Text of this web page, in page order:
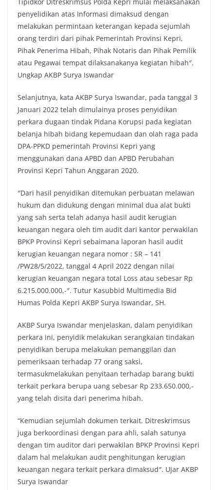
penyelidikan atas Informasi dimaksud dengan
melakukan permintaan keterangan kepada sejumlah
orang terdiri dari pihak Pemerintah Provinsi Kepri,
Pihak Penerima Hibah, Pihak Notaris dan Pihak Pemilik
atau Pegawai tempat dilaksanakanya kegiatan hibah″.
Ungkap AKBP Surya Iswandar
Selanjutnya, kata AKBP Surya Iswandar, pada tanggal 3
Januari 2022 telah dimulainya proses penyidikan
perkara dugaan tindak Pidana Korupsi pada kegiatan
belanja hibah bidang kepemudaan dan olah raga pada
DPA-PPKD pemerintah Provinsi Kepri yang
menggunakan dana APBD dan APBD Perubahan
Provinsi Kepri Tahun Anggaran 2020.
″Dari hasil penyidikan ditemukan perbuatan melawan
hukum dan didukung dengan minimal dua alat bukti
yang sah serta telah adanya hasil audit kerugian
keuangan negara oleh tim audit dari kantor perwakilan
BPKP Provinsi Kepri sebaimana laporan hasil audit
kerugian keuangan negara nomor : SR – 141
/PW28/5/2022, tanggal 4 April 2022 dengan nilai
kerugian keuangan negara total Loss atau sebesar Rp
6.215.000.000,-″. Tutur Kasubbid Multimedia Bid
Humas Polda Kepri AKBP Surya Iswandar, SH.
AKBP Surya Iswandar menjelaskan, dalam penyidikan
perkara ini, penyidik melakukan serangkaian tindakan
penyidikan berupa melakukan pemanggilan dan
pemeriksaan terhadap 77 orang saksi,
termasukmelakukan penyitaan terhadap barang bukti
terkait perkara berupa uang sebesar Rp 233.650.000,-
yang telah disita dari penerima hibah.
“Kemudian sejumlah dokumen terkait. Ditreskrimsus
juga berkoordinasi dengan para ahli, salah satunya
dengan tim auditor dari perwakilan BPKP Provinsi Kepri
dalam hal melakukan audit penghitungan kerugian
keuangan negara terkait perkara dimaksud″. Ujar AKBP
Surya Iswandar